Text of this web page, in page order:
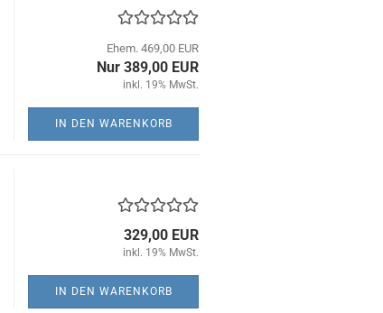
Ehem. 469,00 EUR
Nur 389,00 EUR
inkl. 19% MwSt.
IN DEN WARENKORB
329,00 EUR
inkl. 19% MwSt.
IN DEN WARENKORB